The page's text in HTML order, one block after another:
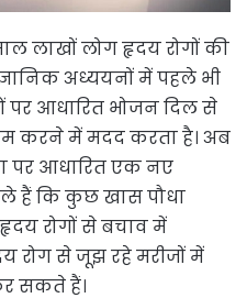
लाखों लोग हृदय रोगों की
अध्ययनों में पहले भी
आधारित भोजन दिल से
करने में मदद करता है। अब
पर आधारित एक नए
हैं कि कुछ खास पौधा
हृदय रोगों से बचाव में
रोग से जूझ रहे मरीजों में
सकते हैं।